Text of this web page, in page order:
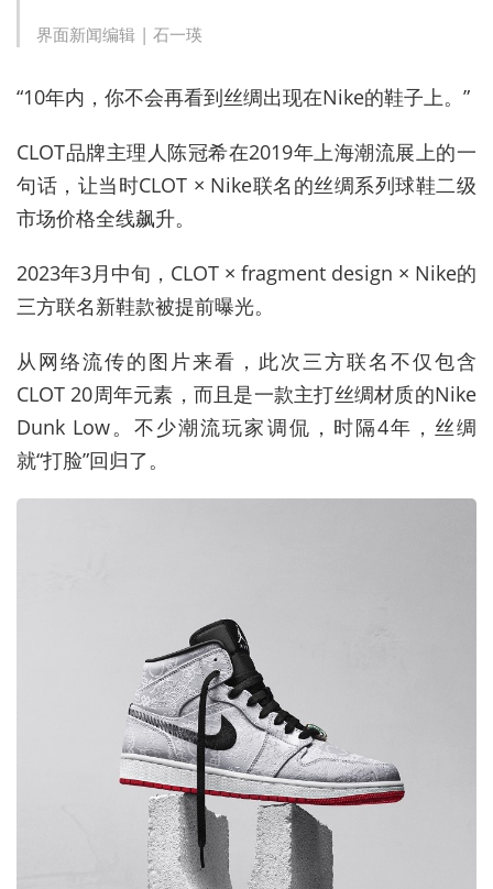
界面新闻编辑 | 石一瑛
“10年内，你不会再看到丝绸出现在Nike的鞋子上。”
CLOT品牌主理人陈冠希在2019年上海潮流展上的一
句话，让当时CLOT × Nike联名的丝绸系列球鞋二级
市场价格全线飙升。
2023年3月中旬，CLOT × fragment design × Nike的
三方联名新鞋款被提前曝光。
从网络流传的图片来看，此次三方联名不仅包含
CLOT 20周年元素，而且是一款主打丝绸材质的Nike
Dunk Low。不少潮流玩家调侃，时隔4年，丝绸
就“打脸”回归了。